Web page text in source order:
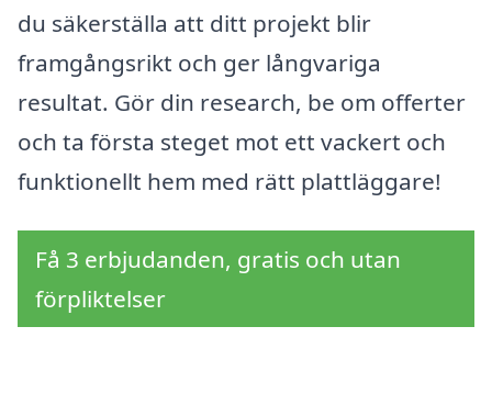
du säkerställa att ditt projekt blir
framgångsrikt och ger långvariga
resultat. Gör din research, be om offerter
och ta första steget mot ett vackert och
funktionellt hem med rätt plattläggare!
Få 3 erbjudanden, gratis och utan
förpliktelser